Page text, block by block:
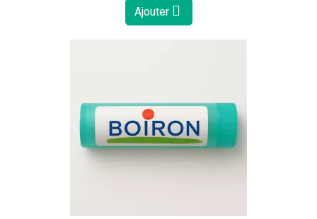
Ajouter